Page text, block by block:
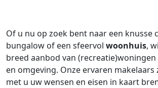
Of u nu op zoek bent naar een knusse
bungalow of een sfeervol woonhuis,
breed aanbod van
en omgeving. Onze ervaren makelaars
met u uw wensen en eisen in kaart